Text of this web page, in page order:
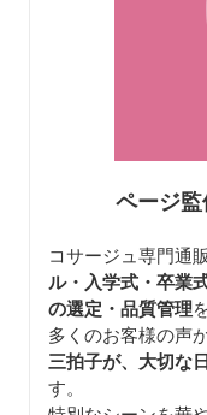
ページ
コサージュ専門通
ル・入学式・卒業
の選定・品質管理
多くのお客様の声か
三拍子が、大切な
す。